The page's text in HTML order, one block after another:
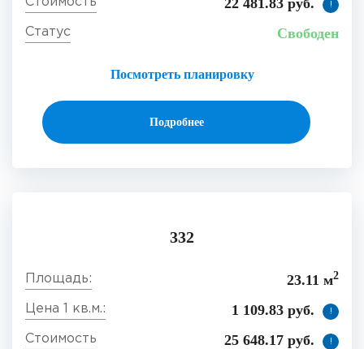
22 481.83 руб. !
Посмотреть планировку
Свободен
Подробнее
332
23.11 м2
1 109.83 руб. !
25 648.17 руб. !